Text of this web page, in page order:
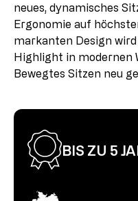
2. Wahl
Dieser Artikel wurde
verwendet. Es können
Verbindungsstücken
aufgebauten Zustand
neues, dynamisches
Ergonomie auf
markanten Design
Highlight in modernen
Bewegtes Sitzen neu
BIS ZU 5